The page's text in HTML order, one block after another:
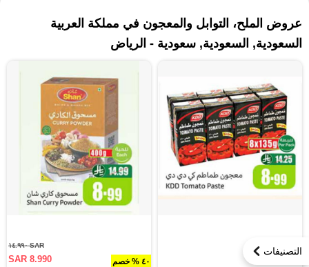
التصنيفات
عروض الملح، التوابل والمعجون في مملكة العربية
السعودية, السعودية, سعودية - الرياض
٤٠ % خصم
SAR ١٤.٩٩٠
SAR 8.990